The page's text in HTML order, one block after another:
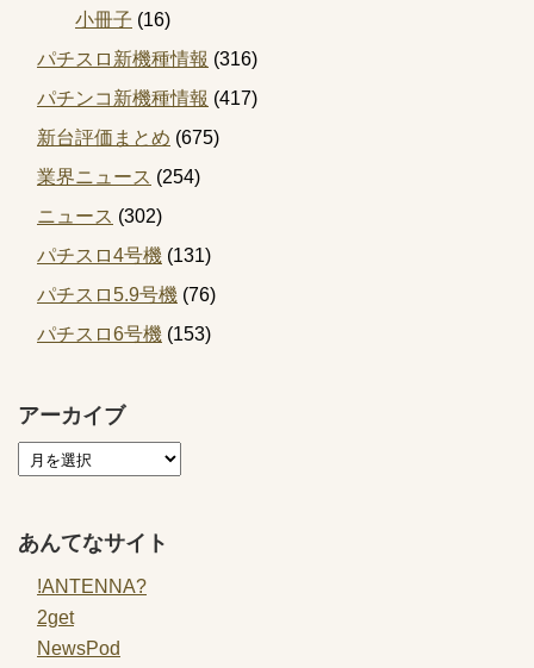
小冊子 (16)
パチスロ新機種情報 (316)
パチンコ新機種情報 (417)
新台評価まとめ (675)
業界ニュース (254)
ニュース (302)
パチスロ4号機 (131)
パチスロ5.9号機 (76)
パチスロ6号機 (153)
アーカイブ
あんてなサイト
!ANTENNA?
2get
NewsPod